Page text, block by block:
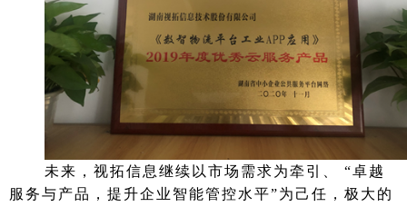
未来，视拓信息继续以市场需求为牵引、 “卓越
服务与产品，提升企业智能管控水平”为己任，极大的